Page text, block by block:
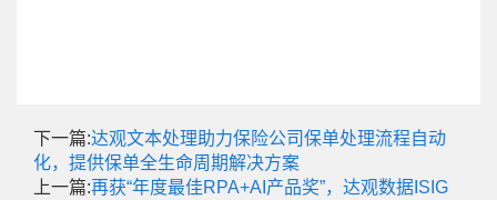
下一篇:达观文本处理助力保险公司保单处理流程自动
化，提供保单全生命周期解决方案
上一篇:再获“年度最佳RPA+AI产品奖”，达观数据ISIG